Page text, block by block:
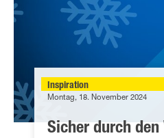
Inspiration
Montag, 18. November 2024
Sicher durch den